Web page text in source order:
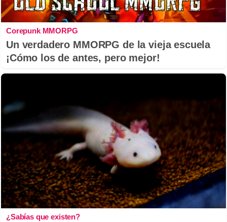
Corepunk MMORPG
Un verdadero MMORPG de la vieja escuela
¡Cómo los de antes, pero mejor!
¿Sabías que existen?